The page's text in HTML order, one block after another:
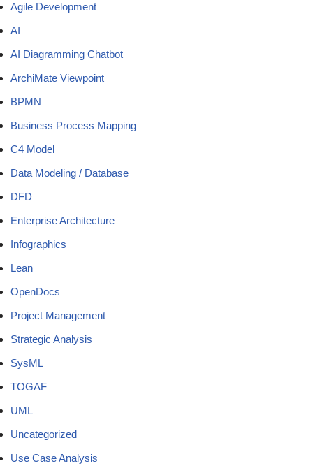
Agile Development
AI
AI Diagramming Chatbot
ArchiMate Viewpoint
BPMN
Business Process Mapping
C4 Model
Data Modeling / Database
DFD
Enterprise Architecture
Infographics
Lean
OpenDocs
Project Management
Strategic Analysis
SysML
TOGAF
UML
Uncategorized
Use Case Analysis